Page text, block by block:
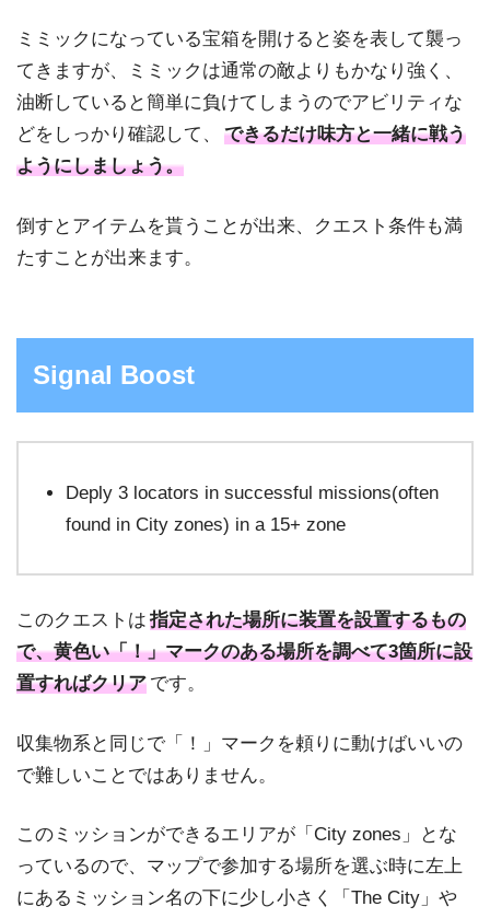
ミミックになっている宝箱を開けると姿を表して襲っ
てきますが、ミミックは通常の敵よりもかなり強く、
油断していると簡単に負けてしまうのでアビリティな
どをしっかり確認して、
できるだけ味方と一緒に戦う
ようにしましょう。
倒すとアイテムを貰うことが出来、クエスト条件も満
たすことが出来ます。
Signal Boost
Deply 3 locators in successful missions(often
found in City zones) in a 15+ zone
このクエストは 指定された場所に装置を設置するもの
で、黄色い「！」マークのある場所を調べて3箇所に設
置すればクリア です。
収集物系と同じで「！」マークを頼りに動けばいいの
で難しいことではありません。
このミッションができるエリアが「City zones」とな
っているので、マップで参加する場所を選ぶ時に左上
にあるミッション名の下に少し小さく「The City」や